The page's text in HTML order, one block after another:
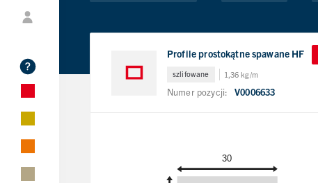
Profile prostokątne spawane HF
szlifowane 1,36 kg/m
Numer pozycji: V0006633